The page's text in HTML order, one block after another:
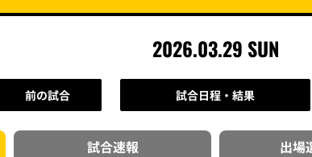
2026.03.29 SUN
前の試合 試合日程・結果
試合速報 出場